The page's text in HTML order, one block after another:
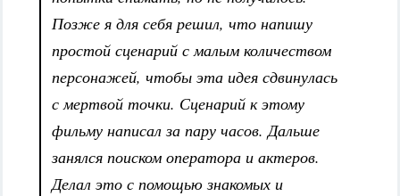
Позже я для себя решил, что напишу
простой сценарий с малым количеством
персонажей, чтобы эта идея сдвинулась
с мертвой точки. Сценарий к этому
фильму написал за пару часов. Дальше
занялся поиском оператора и актеров.
Делал это с помощью знакомых и